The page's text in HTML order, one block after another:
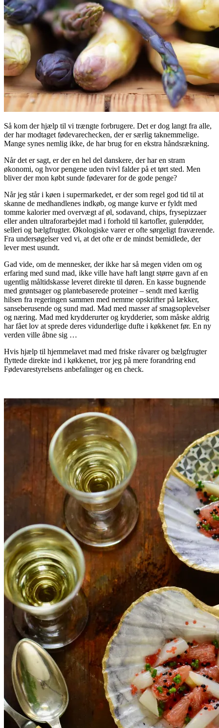
Så kom der hjælp til vi trængte forbrugere. Det er dog langt fra alle,
der har modtaget fødevarechecken, der er særlig taknemmelige.
Mange synes nemlig ikke, de har brug for en ekstra håndsrækning.
Når det er sagt, er der en hel del danskere, der har en stram
økonomi, og hvor pengene uden tvivl falder på et tørt sted. Men
bliver der mon købt sunde fødevarer for de gode penge?
Når jeg står i køen i supermarkedet, er der som regel god tid til at
skanne de medhandlenes indkøb, og mange kurve er fyldt med
tomme kalorier med overvægt af øl, sodavand, chips, frysepizzaer
eller anden ultraforarbejdet mad i forhold til kartofler, gulerødder,
selleri og bælgfrugter. Økologiske varer er ofte sørgeligt fraværende.
Fra undersøgelser ved vi, at det ofte er de mindst bemidlede, der
lever mest usundt.
Gad vide, om de mennesker, der ikke har så megen viden om og
erfaring med sund mad, ikke ville have haft langt større gavn af en
ugentlig måltidskasse leveret direkte til døren. En kasse bugnende
med grøntsager og plantebaserede proteiner – sendt med kærlig
hilsen fra regeringen sammen med nemme opskrifter på lækker,
sanseberusende og sund mad. Mad med masser af smagsoplevelser
og næring. Mad med krydderurter og krydderier, som måske aldrig
har fået lov at sprede deres vidunderlige dufte i køkkenet før. En ny
verden ville åbne sig …
Hvis hjælp til hjemmelavet mad med friske råvarer og bælgfrugter
flyttede direkte ind i køkkenet, tror jeg på mere forandring end
Fødevarestyrelsens anbefalinger og en check.